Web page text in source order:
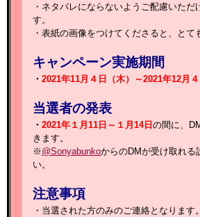
・ネタバレにならないようご配慮いただ
す。
・表紙の画像をつけてくださると、とて
キャンペーン実施期間
・2021年11月４日（木）～2021年12月
当選者の発表
・2021年１月11日～１月14日の間に、
きます。
※ @SonyabunkoからのDMが受け取れる
い。
注意事項
・当選された方のみのご連絡となります。